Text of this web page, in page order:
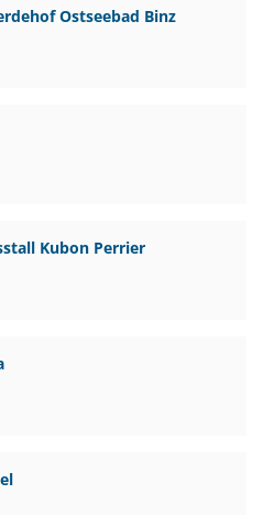
Ostseebad Binz
Kubon Perrier